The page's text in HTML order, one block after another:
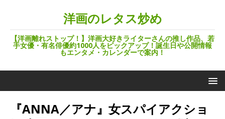
洋画のレタス炒め
【洋画離れストップ！】洋画大好きライターさんの推し作品、若
手女優・有名俳優約1000人をピックアップ！誕生日や公開情報
もエンタメ・カレンダーで案内！
『ANNA／アナ』女スパイアクショ